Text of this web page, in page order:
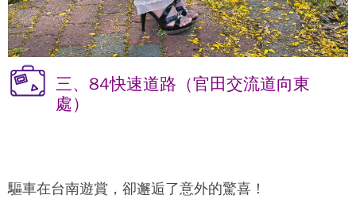
三、84快速道路（官田交流道向東
處）
驅車在台南遊賞，卻邂逅了意外的驚喜！